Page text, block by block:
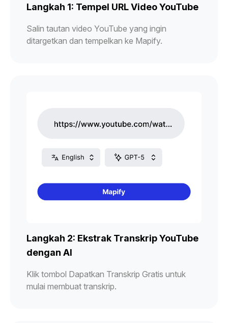
Langkah 1: Tempel URL Video YouTube
Salin tautan video YouTube yang ingin
ditargetkan dan tempelkan ke Mapify.
Langkah 2: Ekstrak Transkrip YouTube
dengan AI
Klik tombol Dapatkan Transkrip Gratis untuk
mulai membuat transkrip.